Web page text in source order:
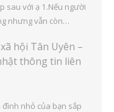
sau với ạ 1.Nếu người
nhưng vẫn còn…
hội Tân Uyên –
thông tin liên
đình nhỏ của bạn sắp